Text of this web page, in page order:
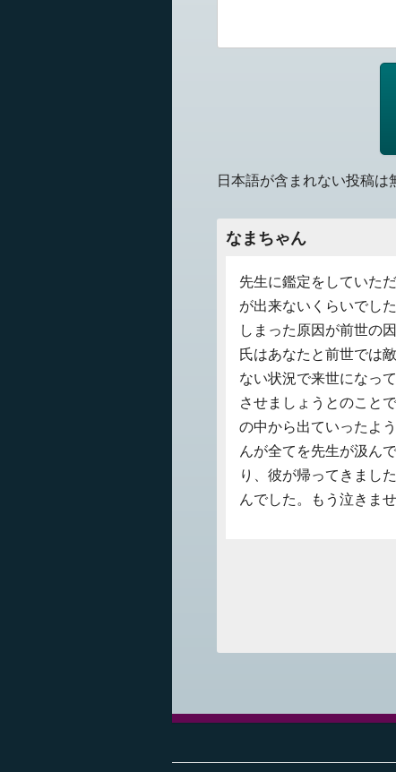
日本語が含まれない投稿は
なまちゃん
先生に鑑定をしていた
が出来ないくらいでし
しまった原因が前世の
氏はあなたと前世では
ない状況で来世になっ
させましょうとのこと
の中から出ていったよ
んが全てを先生が汲ん
り、彼が帰ってきまし
んでした。もう泣きませ